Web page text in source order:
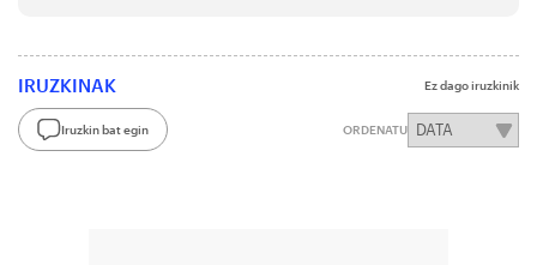
IRUZKINAK Ez dago iruzkinik
Iruzkin bat egin ORDENATU